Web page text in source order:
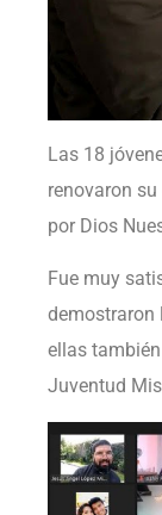
Las 18
renovaron
por Dios
Fue muy
demostraron
ellas
Juventud